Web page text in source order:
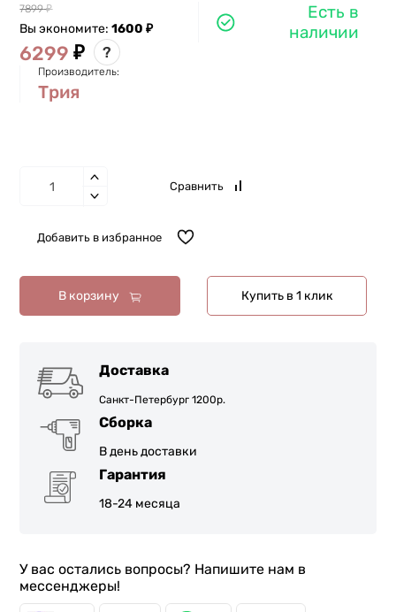
7899 ₽
Вы экономите:1600 ₽
6299 ₽ ?
Есть в
наличии
Производитель:
Трия
В корзину Купить в 1 клик
Сравнить
Добавить в избранное
Доставка
Санкт-Петербург 1200р.
Сборка
В день доставки
Гарантия
18-24 месяца
У вас остались вопросы? Напишите нам в
мессенджеры!